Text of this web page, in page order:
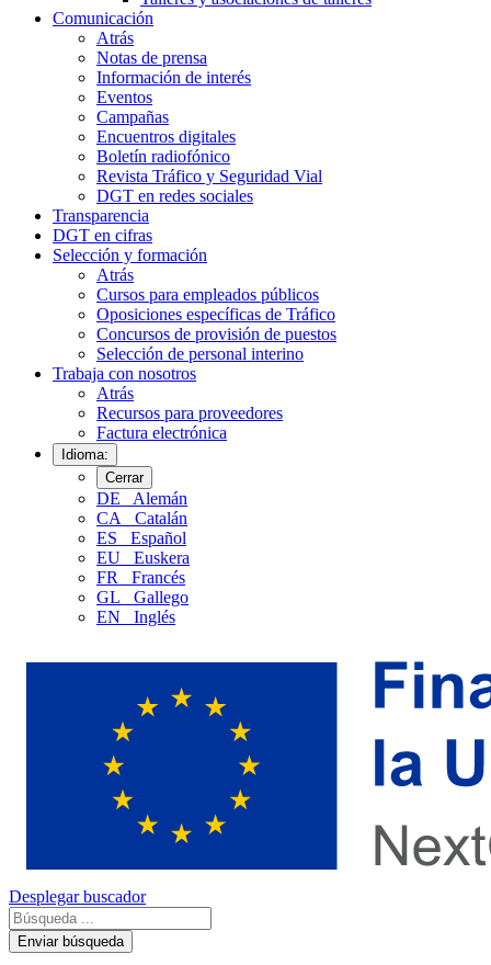
Comunicación
Atrás
Notas de prensa
Información de interés
Eventos
Campañas
Encuentros digitales
Boletín radiofónico
Revista Tráfico y Seguridad Vial
DGT en redes sociales
Transparencia
DGT en cifras
Selección y formación
Atrás
Cursos para empleados públicos
Oposiciones específicas de Tráfico
Concursos de provisión de puestos
Selección de personal interino
Trabaja con nosotros
Atrás
Recursos para proveedores
Factura electrónica
Idioma:
Cerrar
DE
Alemán
CA
Catalán
ES
Español
EU
Euskera
FR
Francés
GL
Gallego
EN
Inglés
Desplegar buscador
Enviar búsqueda